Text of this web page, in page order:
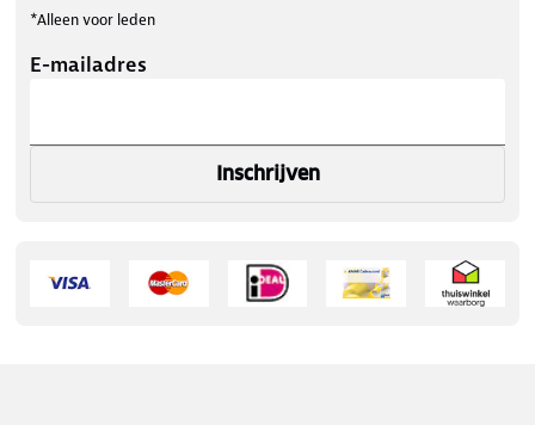
*Alleen voor leden
E-mailadres
Inschrijven